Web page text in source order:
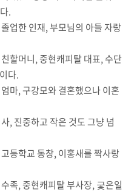
.
업한 인재, 부모님의 아들 자랑
할머니, 중현캐피탈 대표, 수단
다.
마, 구강모와 결혼했으나 이혼
, 진중하고 작은 것도 그냥 넘
등학교 동창, 이홍새를 짝사랑
족, 중현캐피탈 부사장, 궃은일